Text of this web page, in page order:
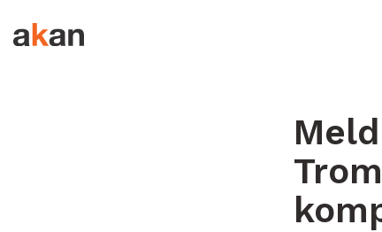
Hopp til innhold